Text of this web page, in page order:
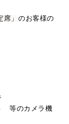
席」 のお客様の
等のカメラ機